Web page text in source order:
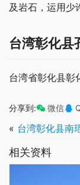
及岩石，运用少
台湾彰化县
台湾省彰化县彰
分享到: 微信
« 台湾彰化县南
相关资料